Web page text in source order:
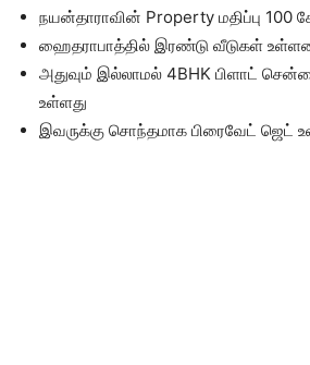
நயன்தாராவின் Property மதிப்பு 100
ஹைதராபாத்தில் இரண்டு வீடுகள் உள்ளன
அதுவும் இல்லாமல் 4BHK பிளாட்
உள்ளது
இவருக்கு சொந்தமாக பிரைவேட் ஜெட்